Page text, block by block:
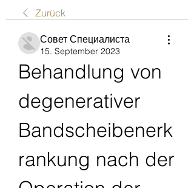
Zurück
Совет Специалиста
15. September 2023
Behandlung von
degenerativer
Bandscheibenerk
rankung nach der